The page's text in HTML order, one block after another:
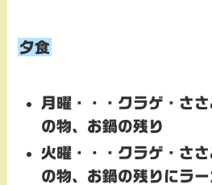
夕食
月曜・・・ クラゲ・さ
の物、 お鍋の残り
火曜・・・ クラゲ・さ
の物、 お鍋の残りにラ